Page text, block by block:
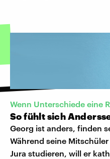
Wenn Unterschiede eine
So fühlt sich
Georg ist anders, finden
Während seine
Jura studieren, will er